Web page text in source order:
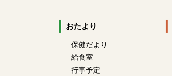
おたより
保健だより
給食室
行事予定